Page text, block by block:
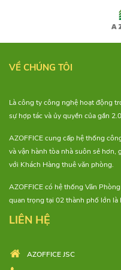
Trần Nhân Tôn
Trần Tuấn Khải
Trịnh Hoài Đức
Vạn Tượng
Võ Trường Toản
VỀ CHÚNG TÔI
Là công ty công nghệ hoạt động
sự hợp tác và ủy quyền của gần
AZOFFICE cung cấp hệ thống
và vận hành tòa nhà suôn sẻ hơn,
với Khách Hàng thuê văn phòng.
AZOFFICE có hệ thống Văn
quan trọng tại 02 thành phố lớn là
LIÊN HỆ
AZOFFICE JSC